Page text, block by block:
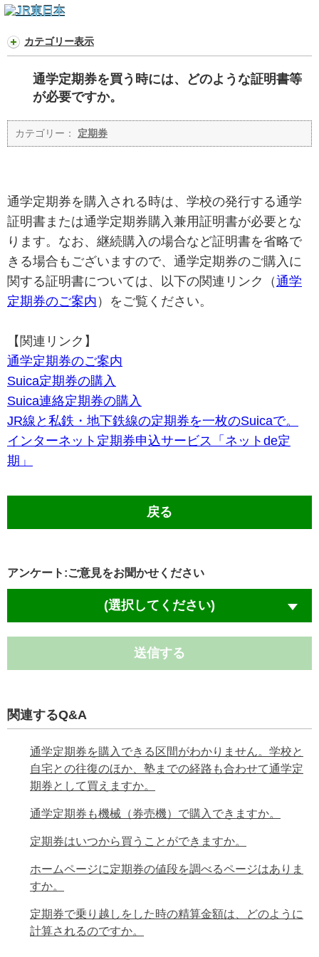
カテゴリー表示
通学定期券を買う時には、どのような証明書等
が必要ですか。
カテゴリー： 定期券
通学定期券を購入される時は、学校の発行する通学
証明書または通学定期券購入兼用証明書が必要とな
ります。なお、継続購入の場合など証明書を省略で
きる場合もございますので、通学定期券のご購入に
関する証明書については、以下の関連リンク（通学
定期券のご案内 ）をご覧ください。
【関連リンク】
通学定期券のご案内
Suica定期券の購入
Suica連絡定期券の購入
JR線と私鉄・地下鉄線の定期券を一枚のSuicaで。
インターネット定期券申込サービス「ネットde定
期」
戻る
アンケート:ご意見をお聞かせください
(選択してください)
送信する
関連するQ&A
通学定期券を購入できる区間がわかりません。学校と
自宅との往復のほか、塾までの経路も合わせて通学定
期券として買えますか。
通学定期券も機械（券売機）で購入できますか。
定期券はいつから買うことができますか。
ホームページに定期券の値段を調べるページはありま
すか。
定期券で乗り越しをした時の精算金額は、どのように
計算されるのですか。